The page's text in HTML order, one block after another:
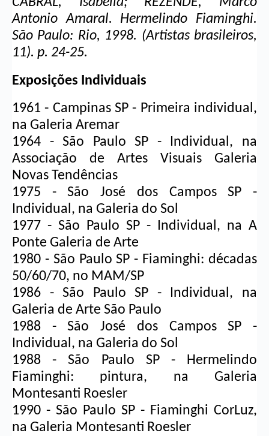
Antonio Amaral. Hermelindo Fiaminghi.
São Paulo: Rio, 1998. (Artistas brasileiros,
11). p. 24-25.
Exposições Individuais
1961 - Campinas SP - Primeira individual,
na Galeria Aremar
1964 - São Paulo SP - Individual, na
Associação de Artes Visuais Galeria
Novas Tendências
1975 - São José dos Campos SP -
Individual, na Galeria do Sol
1977 - São Paulo SP - Individual, na A
Ponte Galeria de Arte
1980 - São Paulo SP - Fiaminghi: décadas
50/60/70, no MAM/SP
1986 - São Paulo SP - Individual, na
Galeria de Arte São Paulo
1988 - São José dos Campos SP -
Individual, na Galeria do Sol
1988 - São Paulo SP - Hermelindo
Fiaminghi: pintura, na Galeria
Montesanti Roesler
1990 - São Paulo SP - Fiaminghi CorLuz,
na Galeria Montesanti Roesler